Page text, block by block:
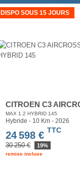
DISPO SOUS 15 JOURS
CITROEN C3
MAX 1.2 HYBRID 145
Hybride - 10 Km - 2026
24 598 € TTC
30 250 € 19%
remise incluse